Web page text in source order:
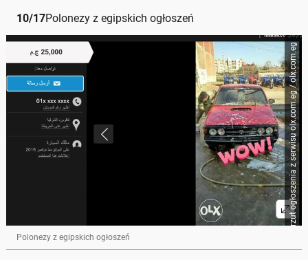
10/17Polonezy z egipskich ogłoszeń
Zrzut ogłoszenia z serwisu olx.com.eg / olx.com.eg
Polonezy z egipskich ogłoszeń